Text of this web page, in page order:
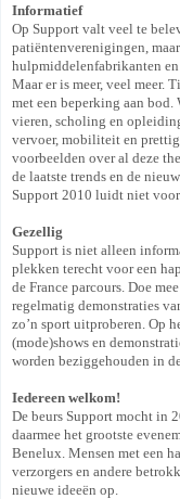
Informatief
Op Support valt veel te
patiëntenverenigingen,
hulpmiddelenfabrikanten en
Maar er is meer, veel meer.
met een beperking aan bod.
vieren, scholing en
vervoer, mobiliteit en
voorbeelden over al deze
de laatste trends en de
Support 2010 luidt niet voor
Gezellig
Support is niet alleen
plekken terecht voor een
de France parcours. Doe
regelmatig demonstraties
zo’n sport uitproberen. Op
(mode)shows en
worden beziggehouden in
Iedereen welkom!
De beurs Support mocht in
daarmee het grootste
Benelux. Mensen met een
verzorgers en andere
nieuwe ideeën op.